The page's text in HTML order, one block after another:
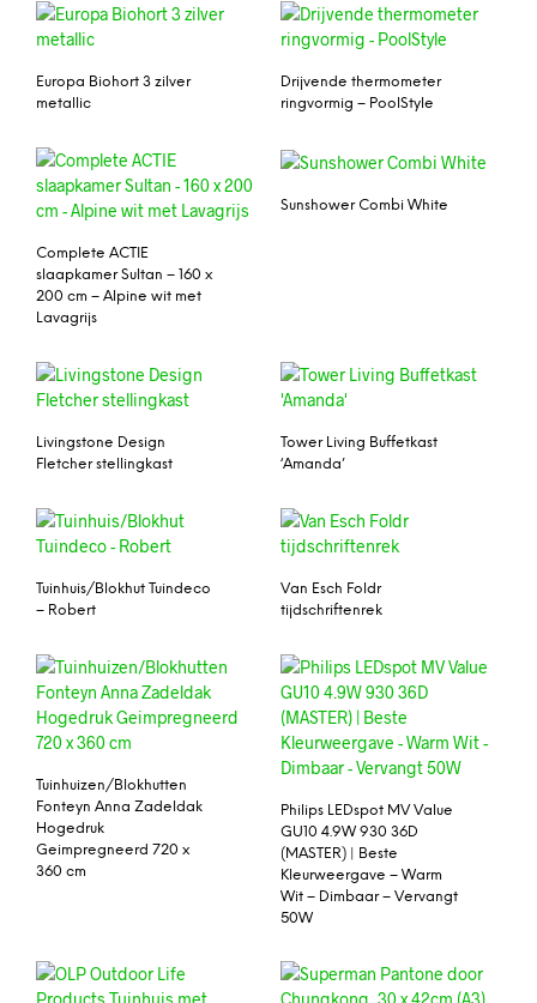
Europa Biohort 3 zilver
metallic
Drijvende thermometer
ringvormig – PoolStyle
Complete ACTIE
slaapkamer Sultan – 160 x
200 cm – Alpine wit met
Lavagrijs
Sunshower Combi White
Livingstone Design
Fletcher stellingkast
Tower Living Buffetkast
‘Amanda’
Tuinhuis/Blokhut Tuindeco
– Robert
Van Esch Foldr
tijdschriftenrek
Tuinhuizen/Blokhutten
Fonteyn Anna Zadeldak
Hogedruk
Geimpregneerd 720 x
360 cm
Philips LEDspot MV Value
GU10 4.9W 930 36D
(MASTER) | Beste
Kleurweergave – Warm
Wit – Dimbaar – Vervangt
50W